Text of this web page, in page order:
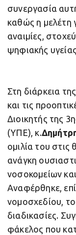
συνεργασία
καθώς η μελέτη
αναιμίες,
ψηφιακής
Στη διάρκεια
και τις
Διοικητής της
(ΥΠΕ), κ.
ομιλία του στις
ανάγκη
νοσοκομείων
Αναφέρθηκε,
νομοσχεδίου, το
διαδικασίες.
φάκελος που